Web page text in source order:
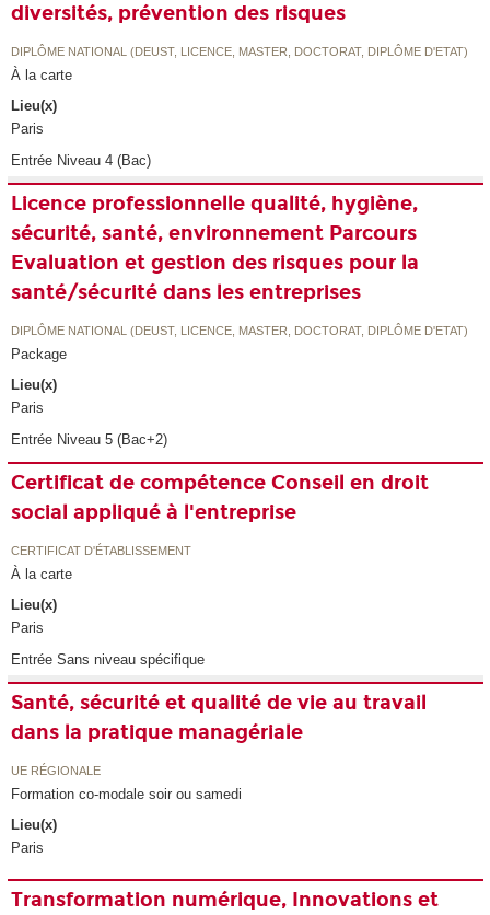
diversités, prévention des risques
DIPLÔME NATIONAL (DEUST, LICENCE, MASTER, DOCTORAT, DIPLÔME D'ETAT)
À la carte
Lieu(x)
Paris
Entrée Niveau 4 (Bac)
Licence professionnelle qualité, hygiène,
sécurité, santé, environnement Parcours
Evaluation et gestion des risques pour la
santé/sécurité dans les entreprises
DIPLÔME NATIONAL (DEUST, LICENCE, MASTER, DOCTORAT, DIPLÔME D'ETAT)
Package
Lieu(x)
Paris
Entrée Niveau 5 (Bac+2)
Certificat de compétence Conseil en droit
social appliqué à l'entreprise
CERTIFICAT D'ÉTABLISSEMENT
À la carte
Lieu(x)
Paris
Entrée Sans niveau spécifique
Santé, sécurité et qualité de vie au travail
dans la pratique managériale
UE RÉGIONALE
Formation co-modale soir ou samedi
Lieu(x)
Paris
Transformation numérique, Innovations et